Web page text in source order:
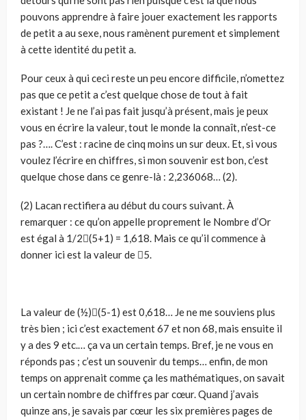
pouvons apprendre à faire jouer exactement les rapports
de petit a au sexe, nous ramènent purement et simplement
à cette identité du petit a.
Pour ceux à qui ceci reste un peu encore difficile, n’omettez
pas que ce petit a c’est quelque chose de tout à fait
existant ! Je ne l’ai pas fait jusqu’à présent, mais je peux
vous en écrire la valeur, tout le monde la connaît, n’est-ce
pas ?…. C’est : racine de cinq moins un sur deux. Et, si vous
voulez l’écrire en chiffres, si mon souvenir est bon, c’est
quelque chose dans ce genre-là : 2,236068… (2).
(2) Lacan rectifiera au début du cours suivant. À
remarquer : ce qu’on appelle proprement le Nombre d’Or
est égal à 1/2(5+1) = 1,618. Mais ce qu’il commence à
donner ici est la valeur de 5.
La valeur de (½)(5-1) est 0,618… Je ne me souviens plus
très bien ; ici c’est exactement 67 et non 68, mais ensuite il
y a des 9 etc.… ça va un certain temps. Bref, je ne vous en
réponds pas ; c’est un souvenir du temps… enfin, de mon
temps on apprenait comme ça les mathématiques, on savait
un certain nombre de chiffres par cœur. Quand j’avais
quinze ans, je savais par cœur les six premières pages de